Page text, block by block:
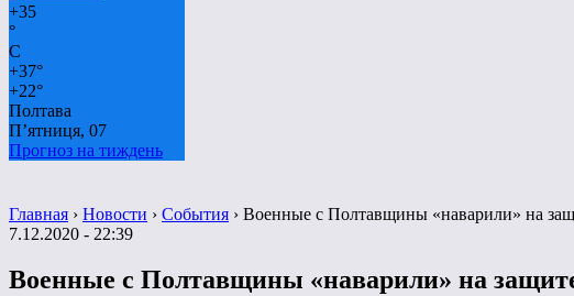
+35
°
C
+37°
+22°
Полтава
П’ятниця, 07
Прогноз на тиждень
Главная › Новости › События › Военные с Полтавщины «наварили» на
7.12.2020 - 22:39
Военные с Полтавщины «наварили» на